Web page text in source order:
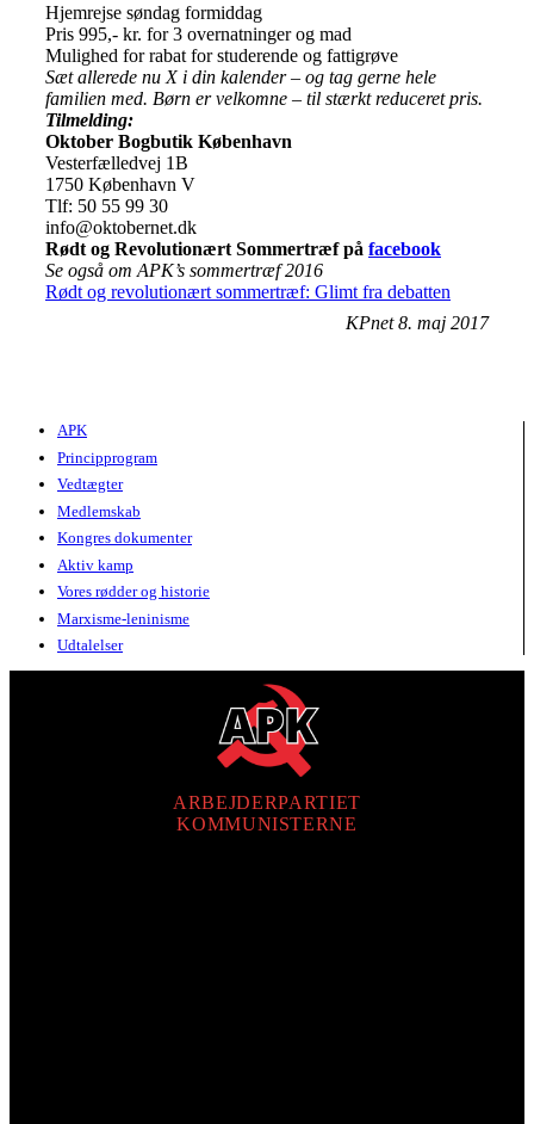
Hjemrejse søndag formiddag
Pris 995,- kr. for 3 overnatninger og mad
Mulighed for rabat for studerende og fattigrøve
Sæt allerede nu X i din kalender – og tag gerne hele
familien med. Børn er velkomne – til stærkt reduceret pris.
Tilmelding:
Oktober Bogbutik København
Vesterfælledvej 1B
1750 København V
Tlf: 50 55 99 30
info@oktobernet.dk
Rødt og Revolutionært Sommertræf på facebook
Se også om APK’s sommertræf 2016
Rødt og revolutionært sommertræf: Glimt fra debatten
KPnet 8. maj 2017
APK
Principprogram
Vedtægter
Medlemskab
Kongres dokumenter
Aktiv kamp
Vores rødder og historie
Marxisme-leninisme
Udtalelser
ARBEJDERPARTIET
KOMMUNISTERNE